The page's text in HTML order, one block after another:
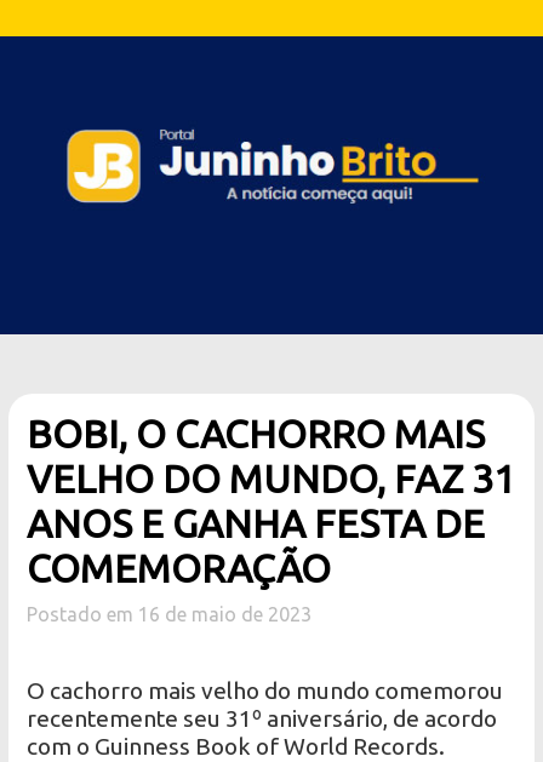
BOBI, O CACHORRO MAIS
VELHO DO MUNDO, FAZ 31
ANOS E GANHA FESTA DE
COMEMORAÇÃO
Postado em 16 de maio de 2023
O cachorro mais velho do mundo comemorou
recentemente seu 31º aniversário, de acordo
com o Guinness Book of World Records.